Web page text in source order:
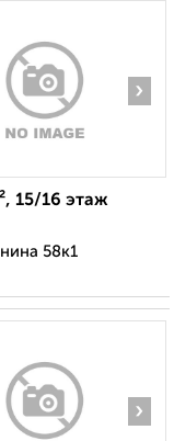
›
15/16 этаж
58к1
›